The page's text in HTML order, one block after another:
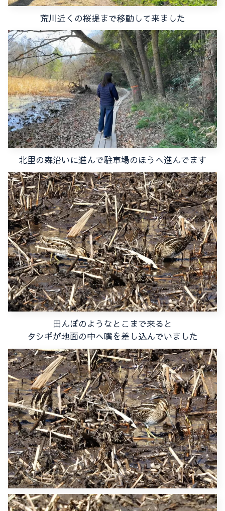
荒川近くの桜提まで移動して来ました
北里の森沿いに進んで駐車場のほうへ進んでます
田んぼのようなとこまで来ると
タシギが地面の中へ嘴を差し込んでいました